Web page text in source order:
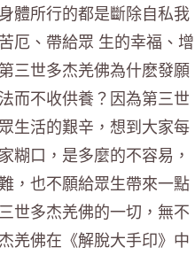
體所行的都是斷除自私我
厄、帶給眾 生的幸福、增
三世多杰羌佛為什麽發願
而不收供養？因為第三世
生活的艱辛，想到大家每
糊口，是多麼的不容易，
，也不願給眾生帶來一點
世多杰羌佛的一切，無不
羌佛在《解脫大手印》中